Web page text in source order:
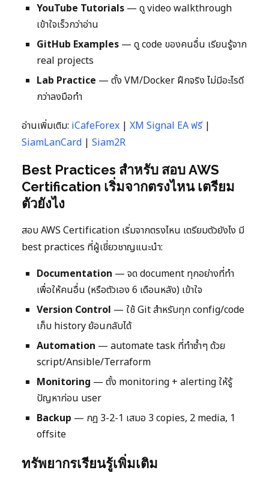
YouTube Tutorials — ดู video walkthrough
เข้าใจเร็วกว่าอ่าน
GitHub Examples — ดู code ของคนอื่น เรียนรู้จาก
real projects
Lab Practice — ตั้ง VM/Docker ฝึกจริง ไม่มีอะไรดี
กว่าลงมือทำ
อ่านเพิ่มเติม: iCafeForex | XM Signal EA ฟรี|
SiamLanCard | Siam2R
Best Practices สำหรับ สอบ AWS
Certification เริ่มจากตรงไหน เตรียม
ตัวยังไง
สอบ AWS Certification เริ่มจากตรงไหน เตรียมตัวยังไง มี
best practices ที่ผู้เชี่ยวชาญแนะนำ:
Documentation — จด document ทุกอย่างที่ทำ
เพื่อให้คนอื่น (หรือตัวเอง 6 เดือนหลัง) เข้าใจ
Version Control — ใช้ Git สำหรับทุก config/code
เก็บ history ย้อนกลับได้
Automation — automate task ที่ทำซ้ำๆ ด้วย
script/Ansible/Terraform
Monitoring — ตั้ง monitoring + alerting ให้รู้
ปัญหาก่อน user
Backup — กฎ 3-2-1 เสมอ 3 copies, 2 media, 1
offsite
ทรัพยากรเรียนรู้เพิ่มเติม